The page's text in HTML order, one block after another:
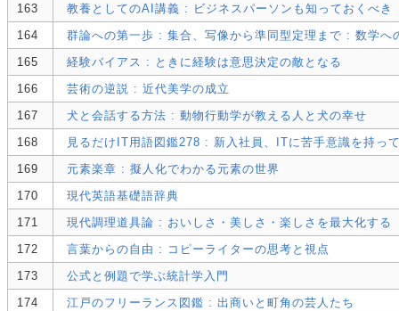
163
教養としてのAI講義 : ビジネスパーソンも知っておくべき
164
群論への第一歩 : 集合、写像から準同型定理まで : 数学へ
165
経験バイアス : ときに経験は意思決定の敵となる
166
芸術の逆説 : 近代美学の成立
167
犬と会話する方法 : 動物行動学が教える人と犬の幸せ
168
見るだけIT用語図鑑278 : 新入社員、ITに苦手意識を持っ
169
元素楽章 : 擬人化でわかる元素の世界
170
現代英語基礎語辞典
171
現代調理道具論 : おいしさ・美しさ・楽しさを最大化する
172
言葉からの自由 : コピーライターの思考と視点
173
公式と例題で学ぶ統計学入門
174
江戸のフリーランス図鑑 : 出商いと町角の芸人たち